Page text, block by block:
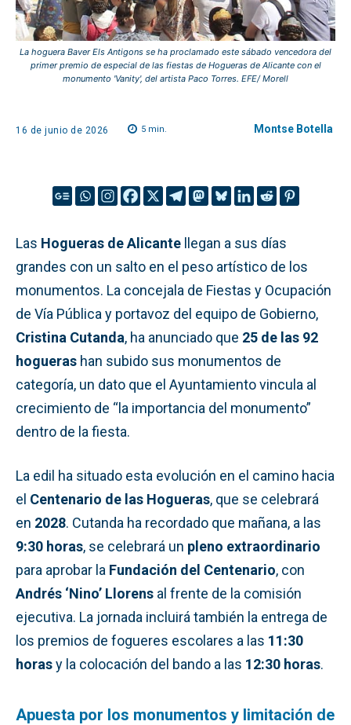
La hoguera Baver Els Antigons se ha proclamado este sábado vencedora del
primer premio de especial de las fiestas de Hogueras de Alicante con el
monumento 'Vanity', del artista Paco Torres. EFE/ Morell
16 de junio de 2026 5min. Montse Botella
Las Hogueras de Alicante llegan a sus días
grandes con un salto en el peso artístico de los
monumentos. La concejala de Fiestas y Ocupación
de Vía Pública y portavoz del equipo de Gobierno,
Cristina Cutanda, ha anunciado que 25 de las 92
hogueras han subido sus monumentos de
categoría, un dato que el Ayuntamiento vincula al
crecimiento de “la importancia del monumento”
dentro de la fiesta.
La edil ha situado esta evolución en el camino hacia
el Centenario de las Hogueras, que se celebrará
en 2028. Cutanda ha recordado que mañana, a las
9:30 horas, se celebrará un pleno extraordinario
para aprobar la Fundación del Centenario, con
Andrés ‘Nino’ Llorens al frente de la comisión
ejecutiva. La jornada incluirá también la entrega de
los premios de fogueres escolares a las 11:30
horasy la colocación del bando a las 12:30 horas.
Apuesta por los monumentos y limitación de